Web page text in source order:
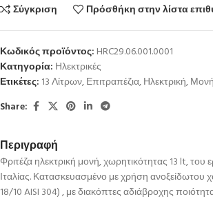
Σύγκριση
Πρόσθήκη στην λίστα
Κωδικός προϊόντος: HRC29.06.001.0001
Κατηγορία: Ηλεκτρικές
Ετικέτες: 13 Λίτρων,Επιτραπέζια,Ηλεκτρική,Μονή
Share:
Περιγραφή
Φριτέζα ηλεκτρική μονή, χωρητικότητας 13 lt, του
Ιταλίας. Κατασκευασμένο με χρήση ανοξείδωτου
18/10 AISI 304) , με διακόπτες αδιάβροχης